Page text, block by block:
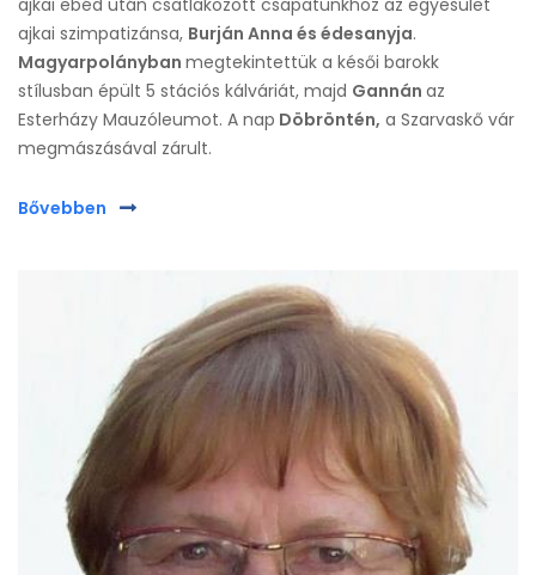
ajkai ebéd után csatlakozott csapatunkhoz az egyesület
ajkai szimpatizánsa, Burján Anna és édesanyja.
Magyarpolányban megtekintettük a késői barokk
stílusban épült 5 stációs kálváriát, majd Gannán az
Esterházy Mauzóleumot. A nap Döbröntén, a Szarvaskő vár
megmászásával zárult.
Bővebben